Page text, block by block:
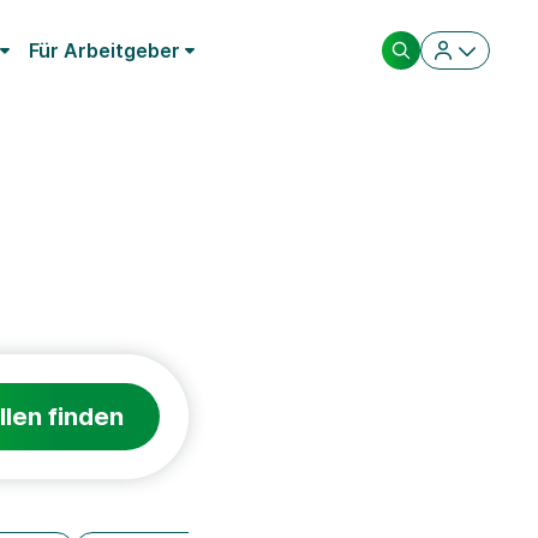
Für Arbeitgeber
finden